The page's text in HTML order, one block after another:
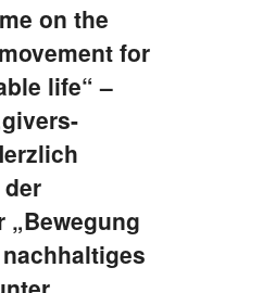
on the
for
life“ –
„Bewegung